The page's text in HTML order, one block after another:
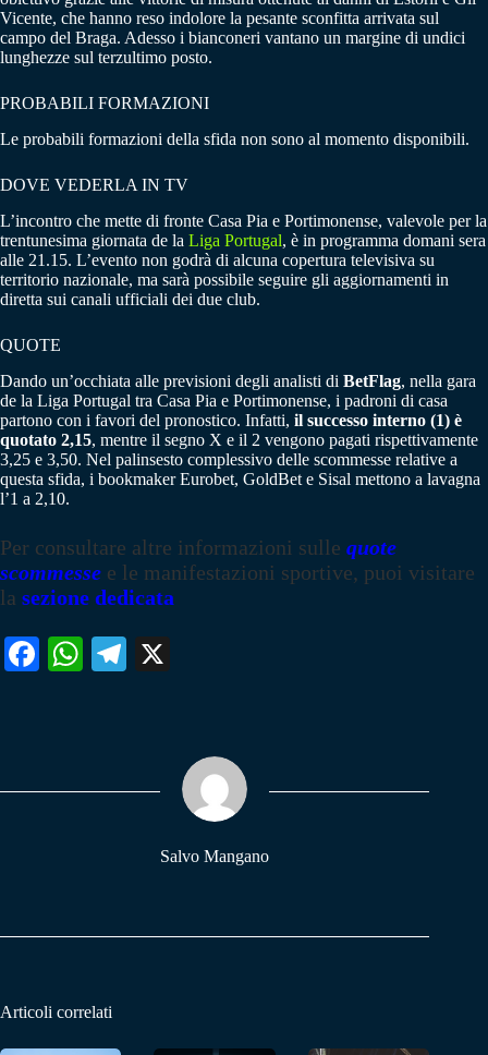
Vicente, che hanno reso indolore la pesante sconfitta arrivata sul
campo del Braga. Adesso i bianconeri vantano un margine di undici
lunghezze sul terzultimo posto.
PROBABILI FORMAZIONI
Le probabili formazioni della sfida non sono al momento disponibili.
DOVE VEDERLA IN TV
L’incontro che mette di fronte Casa Pia e Portimonense, valevole per la
trentunesima giornata de la Liga Portugal, è in programma domani sera
alle 21.15. L’evento non godrà di alcuna copertura televisiva su
territorio nazionale, ma sarà possibile seguire gli aggiornamenti in
diretta sui canali ufficiali dei due club.
QUOTE
Dando un’occhiata alle previsioni degli analisti di BetFlag, nella gara
de la Liga Portugal tra Casa Pia e Portimonense, i padroni di casa
partono con i favori del pronostico. Infatti, il successo interno (1) è
quotato 2,15, mentre il segno X e il 2 vengono pagati rispettivamente
3,25 e 3,50. Nel palinsesto complessivo delle scommesse relative a
questa sfida, i bookmaker Eurobet, GoldBet e Sisal mettono a lavagna
l’1 a 2,10.
Per consultare altre informazioni sulle quote
scommesse e le manifestazioni sportive, puoi visitare
la sezione dedicata
Fa W
pp
Te
m
Salvo Mangano
Articoli correlati